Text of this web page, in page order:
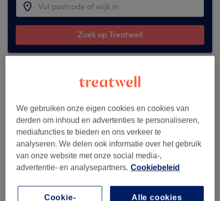
Zoek op Treatwell
We gebruiken onze eigen cookies en cookies van
derden om inhoud en advertenties te personaliseren,
mediafuncties te bieden en ons verkeer te
analyseren. We delen ook informatie over het gebruik
van onze website met onze social media-,
advertentie- en analysepartners. Cookiebeleid
Alle cookies
Cookie-